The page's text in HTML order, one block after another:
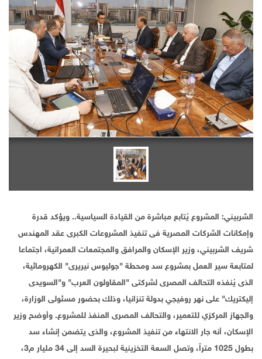
الشربيني: المشروع يُتابع مباشرة من القيادة السياسية.. ويؤكد قدرة
وإمكانات الشركات المصرية فى تنفيذ المشروعات الكبرى عقد المهندس
شريف الشربيني، وزير الإسكان والمرافق والمجتمعات العمرانية، اجتماعا
لمتابعة سير العمل بمشروع سد ومحطة "جوليوس نيريرى" الكهرومائية،
الذى يُنفذه التحالف المصرى لشركتى "المقاولون العرب" و"السويدى
إليكتريك" على نهر روفيجي بدولة تنزانيا، وذلك بحضور مسئولى الوزارة،
والجهاز المركزي للتعمير، والتحالف المصرى المنفذ للمشروع. وأوضح وزير
الإسكان، أنه جار الانتهاء من تنفيذ المشروع، والذى يتضمن إنشاء سد
بطول 1025 متراً، وتصل السعة التخزينية لبحيرة السد إلى 34 مليار م3،